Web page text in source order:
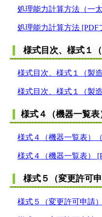
処理能力計算方法（一
処理能力計算方法 [PDF
様式目次、様式１
様式目次、様式１（製
様式目次、様式１（製
様式４（機器一覧表
様式４（機器一覧表）
様式４（機器一覧表）
様式５（変更許可
様式５（変更許可申請